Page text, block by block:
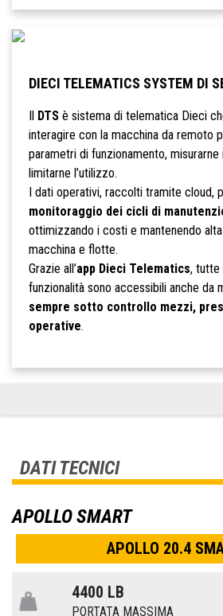
DIECI TELEMATICS SYSTEM DI
DTSè sistema di telematica Dieci
interagire con la macchina da remoto
parametri di funzionamento,
limitarne l’utilizzo.
I dati operativi, raccolti tramite cloud,
monitoraggio dei cicli di
ottimizzando i costi e mantenendo
macchina e flotte.
Grazie all’app Dieci Telematics, tutte
funzionalità sono accessibili anche da
sempre sotto controllo mezzi,
operative.
DATI TECNICI
APOLLO SMART
APOLLO 20.4
4400 LB
PORTATA MASSIMA